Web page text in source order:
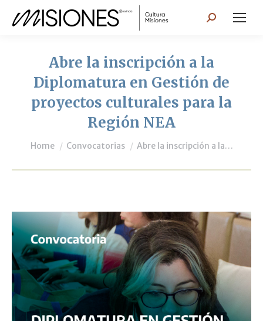
Search:
Abre la inscripción a la
Diplomatura en Gestión de
proyectos culturales para la
Región NEA
You are here:
Home Convocatorias Abre la inscripción a la…